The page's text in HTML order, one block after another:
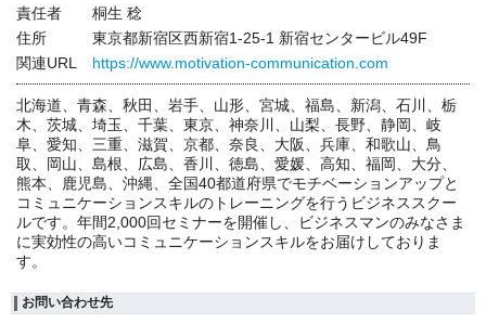
責任者
桐生 稔
住所
東京都新宿区西新宿1-25-1 新宿センタービル49F
関連URL
https://www.motivation-communication.com
北海道、青森、秋田、岩手、山形、宮城、福島、新潟、石川、栃
木、茨城、埼玉、千葉、東京、神奈川、山梨、長野、静岡、岐
阜、愛知、三重、滋賀、京都、奈良、大阪、兵庫、和歌山、鳥
取、岡山、島根、広島、香川、徳島、愛媛、高知、福岡、大分、
熊本、鹿児島、沖縄、全国40都道府県でモチベーションアップと
コミュニケーションスキルのトレーニングを行うビジネススクー
ルです。年間2,000回セミナーを開催し、ビジネスマンのみなさま
に実効性の高いコミュニケーションスキルをお届けしておりま
す。
お問い合わせ先